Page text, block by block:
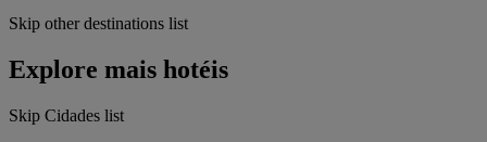
Skip other destinations list
Explore mais hotéis
Skip Cidades list